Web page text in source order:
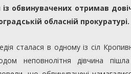
обвинувачених отримав
обласній прокуратурі.
сталася в одному із сіл
неповнолітня дівчина